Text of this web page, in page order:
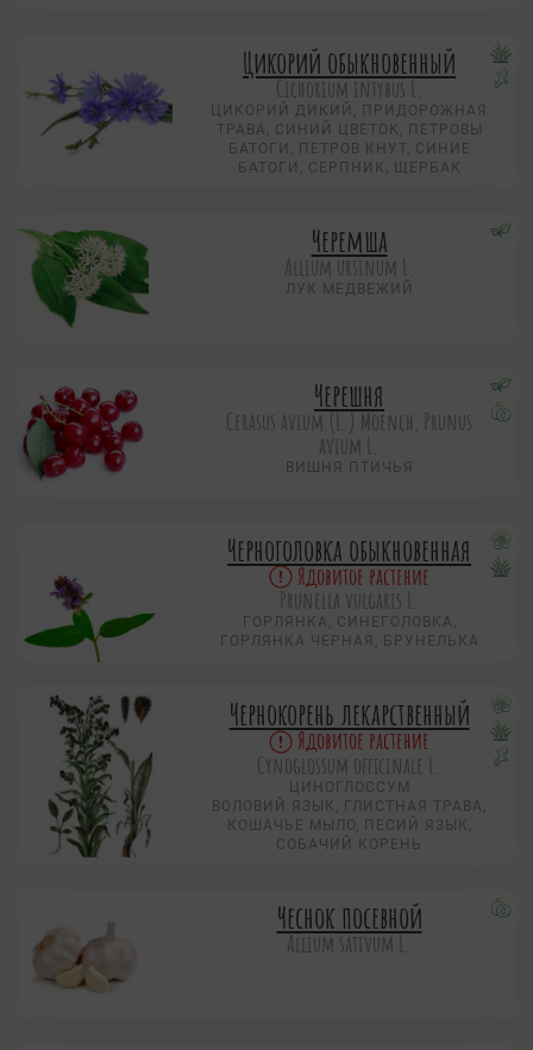
Цикорий обыкновенный
Cichorium intybus L.
ЦИКОРИЙ ДИКИЙ, ПРИДОРОЖНАЯ
ТРАВА, СИНИЙ ЦВЕТОК, ПЕТРОВЫ
БАТОГИ, ПЕТРОВ КНУТ, СИНИЕ
БАТОГИ, СЕРПНИК, ЩЕРБАК
Черемша
Allium ursinum L.
ЛУК МЕДВЕЖИЙ
Черешня
Cerasus avium (L.) Moench, Prunus
avium L.
ВИШНЯ ПТИЧЬЯ
Черноголовка обыкновенная
Ядовитое растение
Prunella vulgaris L.
ГОРЛЯНКА, СИНЕГОЛОВКА,
ГОРЛЯНКА ЧЕРНАЯ, БРУНЕЛЬКА
Чернокорень лекарственный
Ядовитое растение
Cynoglossum officinale L.
ЦИНОГЛОССУМ
ВОЛОВИЙ ЯЗЫК, ГЛИСТНАЯ ТРАВА,
КОШАЧЬЕ МЫЛО, ПЕСИЙ ЯЗЫК,
СОБАЧИЙ КОРЕНЬ
Чеснок посевной
Allium sativum L.